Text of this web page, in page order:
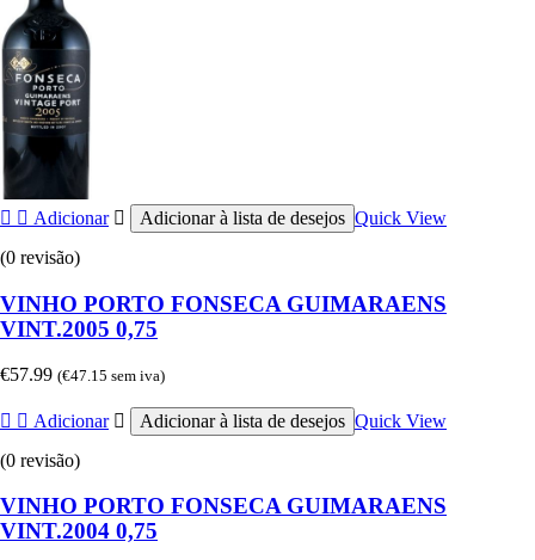
Adicionar Adicionar à lista de desejos Quick View
(0 revisão)
VINHO PORTO FONSECA GUIMARAENS
VINT.2005 0,75
€57.99 (€47.15 sem iva)
Adicionar Adicionar à lista de desejos Quick View
(0 revisão)
VINHO PORTO FONSECA GUIMARAENS
VINT.2004 0,75